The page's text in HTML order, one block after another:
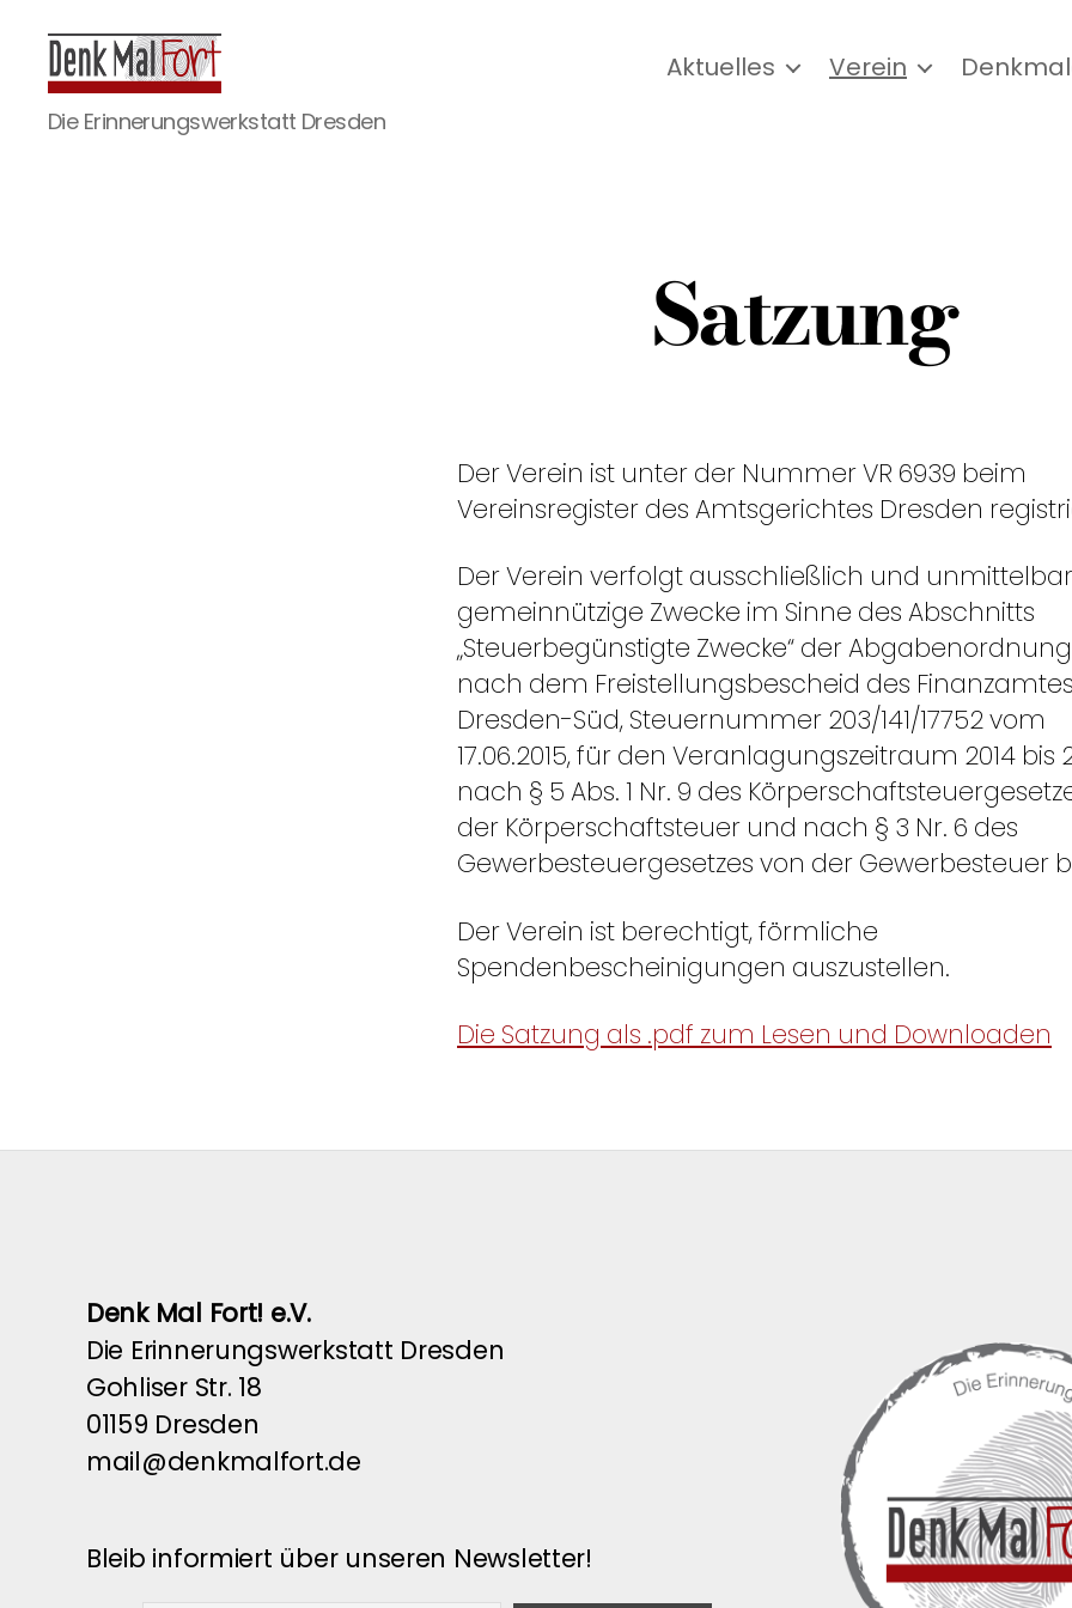
Die Erinnerungswerkstatt Dresden
Aktuelles Verein
Satzung
Der Verein ist unter der Nummer VR 6939 beim
Vereinsregister des Amtsgerichtes Dresden
Der Verein verfolgt ausschließlich und unmittelbar
gemeinnützige Zwecke im Sinne des Abschnitts
„Steuerbegünstigte Zwecke“ der
nach dem Freistellungsbescheid des Finanzamtes
Dresden-Süd, Steuernummer 203/141/17752 vom
17.06.2015, für den Veranlagungszeitraum 2014 bis
nach § 5 Abs. 1 Nr. 9 des
der Körperschaftsteuer und nach § 3 Nr. 6 des
Gewerbesteuergesetzes von der Gewerbesteuer
Der Verein ist berechtigt, förmliche
Spendenbescheinigungen auszustellen.
Die Satzung als .pdf zum Lesen und Downloaden
Denk Mal Fort! e.V.
Die Erinnerungswerkstatt Dresden
Gohliser Str. 18
01159 Dresden
mail@denkmalfort.de
Bleib informiert über unseren Newsletter!